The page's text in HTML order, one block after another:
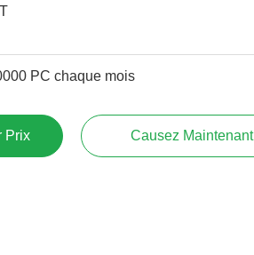
PC chaque mois
Prix Causez Maintenant